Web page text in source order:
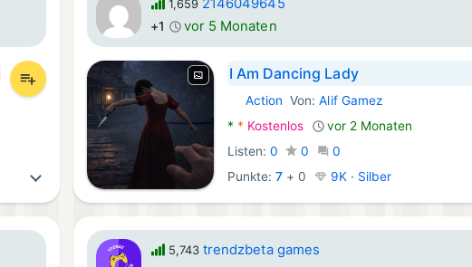
1,659
+1 vor 5 Monaten
I Am Dancing Lady
Android Spiele:
Action Von:Alif Gamez
* * Kostenlos
vor 2 Monaten
Listen:0 0
0
Punkte:7 + 0 9K · Silber
5,743 trendzbeta games